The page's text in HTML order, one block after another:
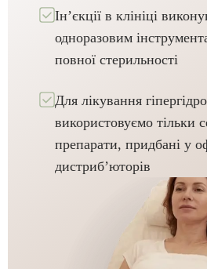
Ін’єкції в клініці
одноразовим
повної стерильності
Для лікування
використовуємо тільки
препарати, придбані у
дистриб’юторів